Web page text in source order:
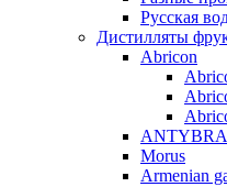
Русская
Дистилляты
Abricon
Morus
Armenian